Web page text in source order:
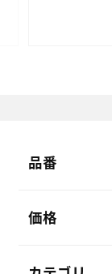
品番
価格